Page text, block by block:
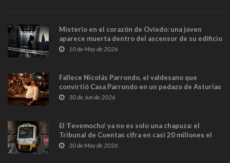
Misterio en el corazón de Oviedo: una joven
aparece muerta dentro del ascensor de su edificio
y las cámaras captan sus últimos minutos
10 de May de 2026
Fallece Nicolás Parrondo, el valdesano que
convirtió Casa Parrondo en un pedazo de Asturias
en Madrid
30 de Jun de 2026
El ‘Fevemocho’ ya no es solo una chapuza: el
Tribunal de Cuentas cifra en casi 20 millones el
sobrecoste de los trenes que no cabían por los
30 de May de 2026